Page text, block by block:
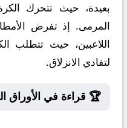
بعيدة، حيث تتحرك
المرمى. إذ تفرض
اللاعبين، حيث تتطلب
لتفادي الانزلاق.
🏆 قراءة في الأوراق